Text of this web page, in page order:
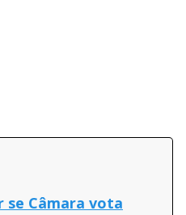
se Câmara vota